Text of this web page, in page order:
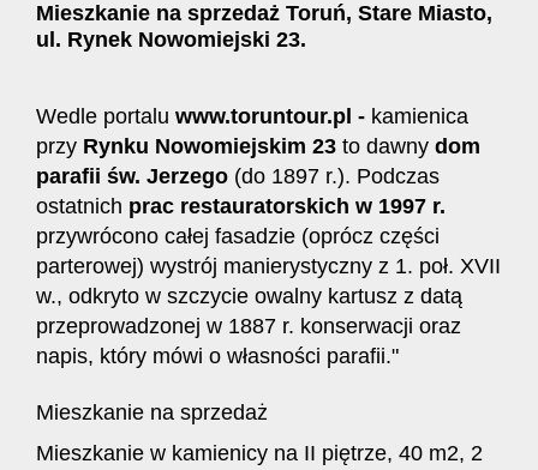
Mieszkanie na sprzedaż Toruń, Stare Miasto,
ul. Rynek Nowomiejski 23.
Wedle portalu www.toruntour.pl - kamienica
przy Rynku Nowomiejskim 23 to dawny dom
parafii św. Jerzego (do 1897 r.). Podczas
ostatnich prac restauratorskich w 1997 r.
przywrócono całej fasadzie (oprócz części
parterowej) wystrój manierystyczny z 1. poł. XVII
w., odkryto w szczycie owalny kartusz z datą
przeprowadzonej w 1887 r. konserwacji oraz
napis, który mówi o własności parafii."
Mieszkanie na sprzedaż
Mieszkanie w kamienicy na II piętrze, 40 m2, 2